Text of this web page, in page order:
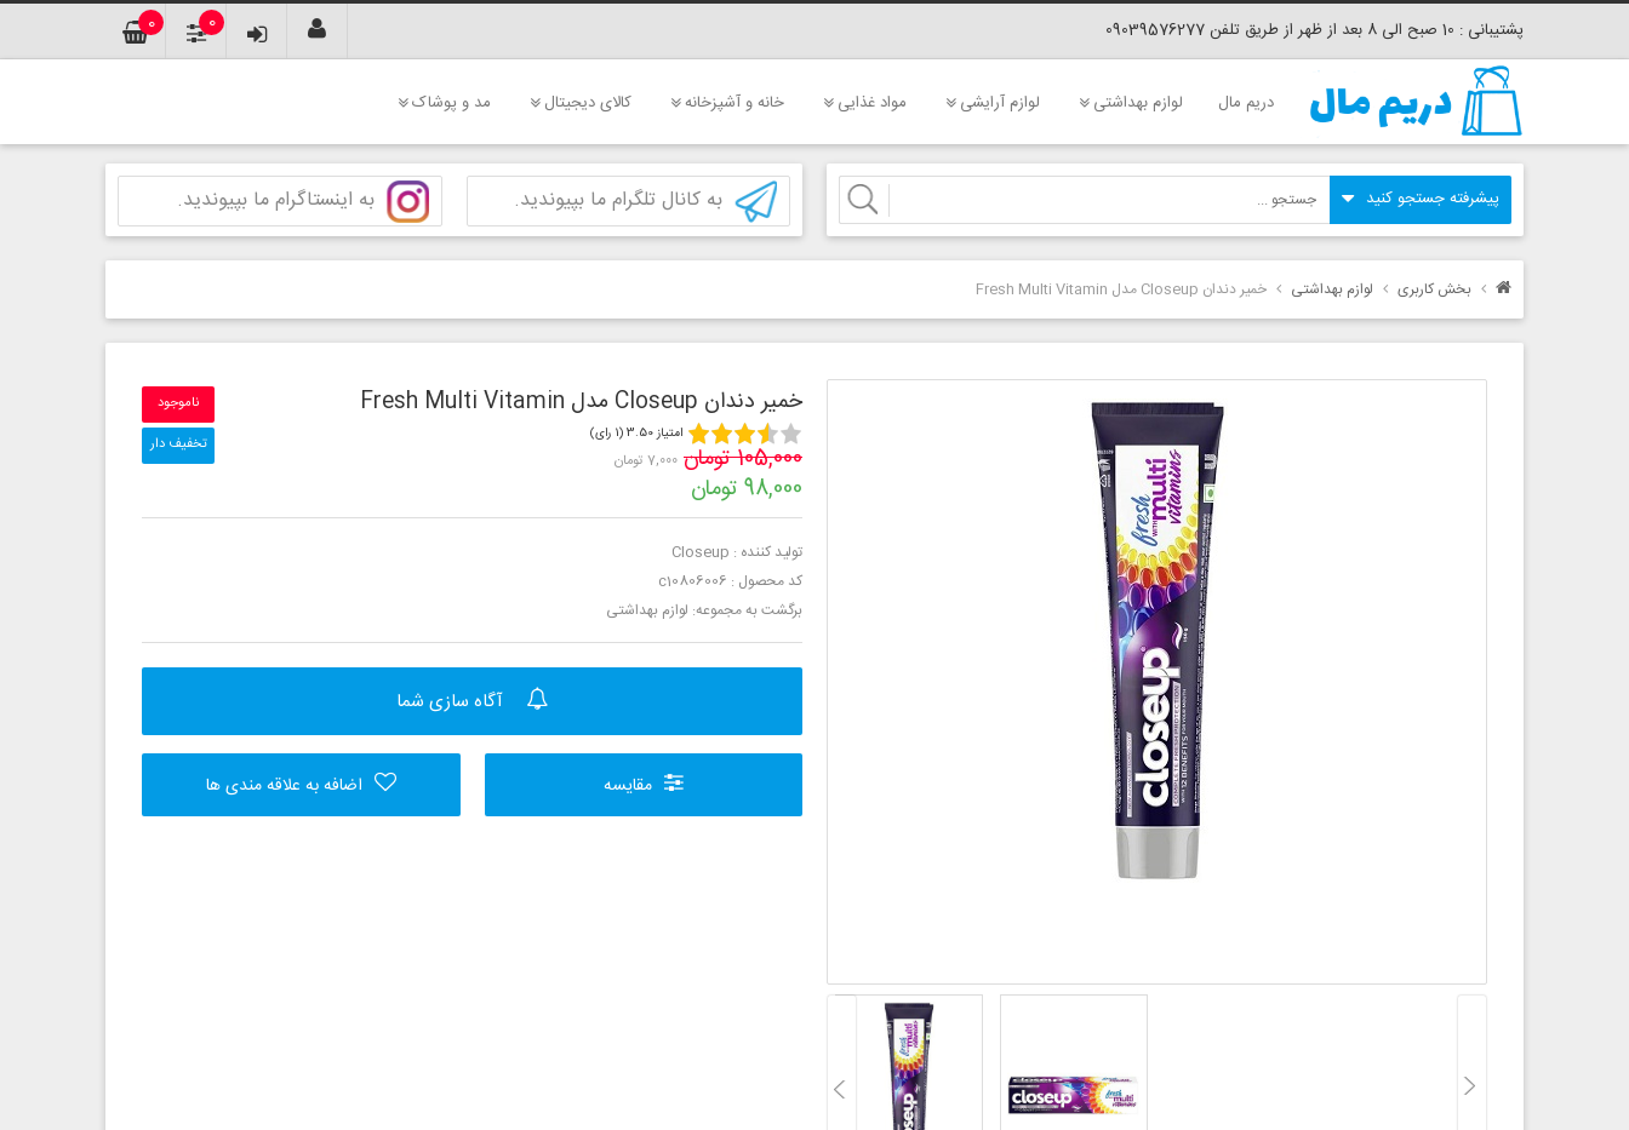
پشتیبانی : 10 صبح الی 8 بعد از ظهر از طریق تلفن 09039576277 0 0
دریم مال لوازم بهداشتی لوازم آرایشی مواد غذایی خانه و آشپزخانه کالای دیجیتال مد و پوشاک
به کانال تلگرام ما بپیوندید. به اینستاگرام ما بپیوندید.
بخش کاربری لوازم بهداشتی خمیر دندان Closeup مدل Fresh Multi Vitamin
خمیر دندان Closeup مدل Fresh Multi Vitamin
ناموجود
تخفیف دار
امتیاز 3.50 (1 رای)
105,000 تومان 7,000 تومان
98,000 تومان
تولید کننده : Closeup
کد محصول : c10806006
برگشت به مجموعه: لوازم بهداشتی
آگاه سازی شما
مقایسه اضافه به علاقه مندی ها